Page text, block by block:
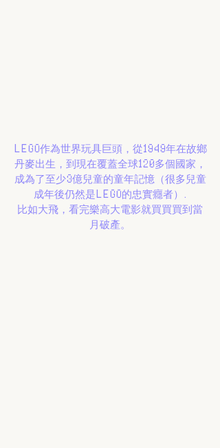
LEGO作為世界玩具巨頭，從1949年在故鄉
丹麥出生，到現在覆蓋全球120多個國家，
成為了至少3億兒童的童年記憶（很多兒童
成年後仍然是LEGO的忠實癮者）.
比如大飛，看完樂高大電影就買買買到當
月破產。